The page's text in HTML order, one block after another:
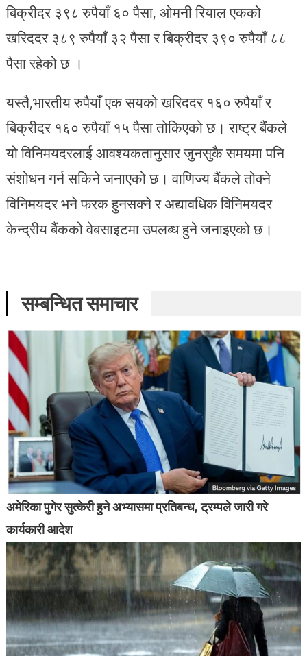
बिक्रीदर ३९८ रुपैयाँ ६० पैसा, ओमनी रियाल एकको
खरिददर ३८९ रुपैयाँ ३२ पैसा र बिक्रीदर ३९० रुपैयाँ ८८
पैसा रहेको छ ।
यस्तै,भारतीय रुपैयाँ एक सयको खरिददर १६० रुपैयाँ र
बिक्रीदर १६० रुपैयाँ १५ पैसा तोकिएको छ। राष्ट्र बैंकले
यो विनिमयदरलाई आवश्यकतानुसार जुनसुकै समयमा पनि
संशोधन गर्न सकिने जनाएको छ। वाणिज्य बैंकले तोक्ने
विनिमयदर भने फरक हुनसक्ने र अद्यावधिक विनिमयदर
केन्द्रीय बैंकको वेबसाइटमा उपलब्ध हुने जनाइएको छ।
सम्बन्धित समाचार
अमेरिका पुगेर सुत्केरी हुने अभ्यासमा प्रतिबन्ध, ट्रम्पले जारी गरे
कार्यकारी आदेश